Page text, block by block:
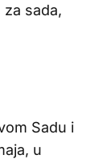
sada,
Sadu i
u